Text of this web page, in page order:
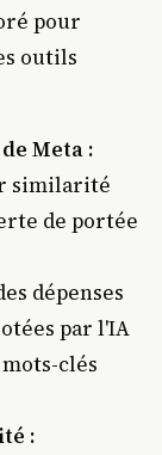
pour
outils
Meta :
similarité
de portée
dépenses
par l'IA
clés
: